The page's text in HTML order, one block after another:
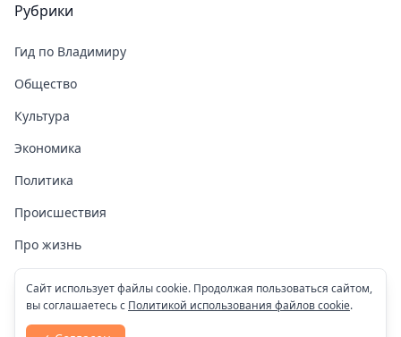
Рубрики
Гид по Владимиру
Общество
Культура
Экономика
Политика
Происшествия
Про жизнь
Здоровье
COVID-19
Сайт использует файлы cookie. Продолжая пользоваться сайтом,
вы соглашаетесь с Политикой использования файлов cookie.